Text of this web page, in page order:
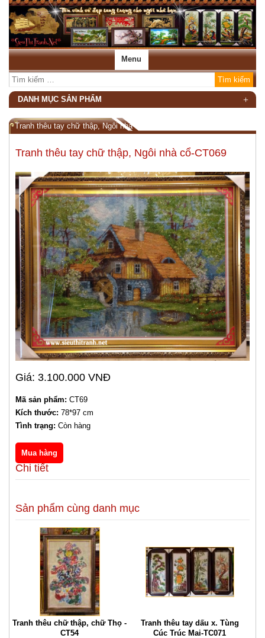
Menu
DANH MỤC SẢN PHẨM
Tranh thêu tay chữ thập, Ngôi nhà cổ-CT069
Tranh thêu tay chữ thập, Ngôi nhà cổ-CT069
Giá: 3.100.000 VNĐ
Mã sản phẩm: CT69
Kích thước: 78*97 cm
Tình trạng: Còn hàng
Chi tiết
Sản phẩm cùng danh mục
Tranh thêu chữ thập, chữ Thọ -
CT54
Tranh thêu tay dấu x. Tùng
Cúc Trúc Mai-TC071